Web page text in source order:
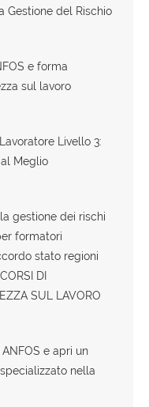
Gestione del Rischio
e forma
sul lavoro
Livello 3:
Meglio
gestione dei rischi
formatori
stato regioni
DI
SUL LAVORO
e apri un
nella